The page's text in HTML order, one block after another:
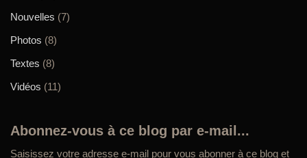
Nouvelles (7)
Photos (8)
Textes (8)
Vidéos (11)
Abonnez-vous à ce blog par e-mail...
Saisissez votre adresse e-mail pour vous abonner à ce blog et